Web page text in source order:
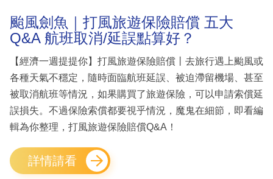
颱風劍魚｜打風旅遊保險賠償 五大
Q&A 航班取消/延誤點算好？
【經濟一週提提你】打風旅遊保險賠償丨去旅行遇上颱風或
各種天氣不穩定，隨時面臨航班延誤、被迫滯留機場、甚至
被取消航班等情況，如果購買了旅遊保險，可以申請索償延
誤損失。不過保險索償都要視乎情況，魔鬼在細節，即看編
輯為你整理，打風旅遊保險賠償Q&A！
詳情請看